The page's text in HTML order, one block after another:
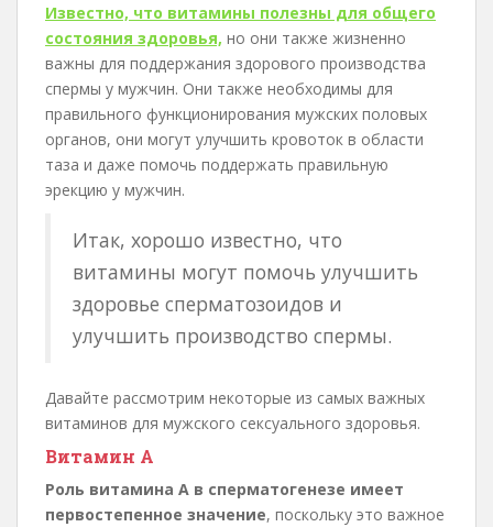
Известно, что витамины полезны для общего
состояния здоровья, но они также жизненно
важны для поддержания здорового производства
спермы у мужчин. Они также необходимы для
правильного функционирования мужских половых
органов, они могут улучшить кровоток в области
таза и даже помочь поддержать правильную
эрекцию у мужчин.
Итак, хорошо известно, что
витамины могут помочь улучшить
здоровье сперматозоидов и
улучшить производство спермы.
Давайте рассмотрим некоторые из самых важных
витаминов для мужского сексуального здоровья.
Витамин А
Роль витамина А в сперматогенезе имеет
первостепенное значение, поскольку это важное